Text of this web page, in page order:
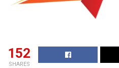
152
SHARES